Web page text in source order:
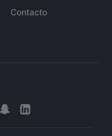
Contacto